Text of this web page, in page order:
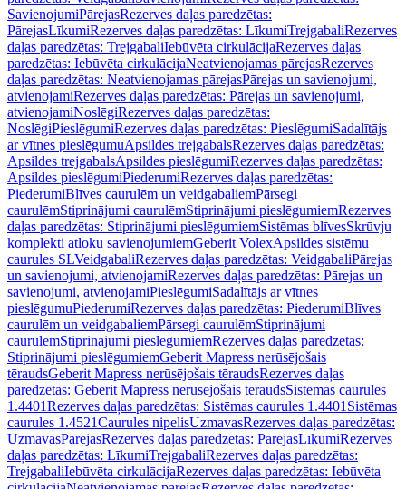
SavienojumiPārejasRezerves daļas paredzētas:
PārejasLīkumiRezerves daļas paredzētas: LīkumiTrejgabaliRezerves
daļas paredzētas: TrejgabaliIebūvēta cirkulācijaRezerves daļas
paredzētas: Iebūvēta cirkulācijaNeatvienojamas pārejasRezerves
daļas paredzētas: Neatvienojamas pārejasPārejas un savienojumi,
atvienojamiRezerves daļas paredzētas: Pārejas un savienojumi,
atvienojamiNoslēgiRezerves daļas paredzētas:
NoslēgiPieslēgumiRezerves daļas paredzētas: PieslēgumiSadalītājs
ar vītnes pieslēgumuApsildes trejgabalsRezerves daļas paredzētas:
Apsildes trejgabalsApsildes pieslēgumiRezerves daļas paredzētas:
Apsildes pieslēgumiPiederumiRezerves daļas paredzētas:
PiederumiBlīves caurulēm un veidgabaliemPārsegi
caurulēmStiprinājumi caurulēmStiprinājumi pieslēgumiemRezerves
daļas paredzētas: Stiprinājumi pieslēgumiemSistēmas blīvesSkrūvju
komplekti atloku savienojumiemGeberit VolexApsildes sistēmu
caurules SLVeidgabaliRezerves daļas paredzētas: VeidgabaliPārejas
un savienojumi, atvienojamiRezerves daļas paredzētas: Pārejas un
savienojumi, atvienojamiPieslēgumiSadalītājs ar vītnes
pieslēgumuPiederumiRezerves daļas paredzētas: PiederumiBlīves
caurulēm un veidgabaliemPārsegi caurulēmStiprinājumi
caurulēmStiprinājumi pieslēgumiemRezerves daļas paredzētas:
Stiprinājumi pieslēgumiemGeberit Mapress nerūsējošais
tēraudsGeberit Mapress nerūsējošais tēraudsRezerves daļas
paredzētas: Geberit Mapress nerūsējošais tēraudsSistēmas caurules
1.4401Rezerves daļas paredzētas: Sistēmas caurules 1.4401 Sistēmas
caurules 1.4521Caurules nipelisUzmavasRezerves daļas paredzētas:
UzmavasPārejasRezerves daļas paredzētas: PārejasLīkumiRezerves
daļas paredzētas: LīkumiTrejgabaliRezerves daļas paredzētas:
TrejgabaliIebūvēta cirkulācijaRezerves daļas paredzētas: Iebūvēta